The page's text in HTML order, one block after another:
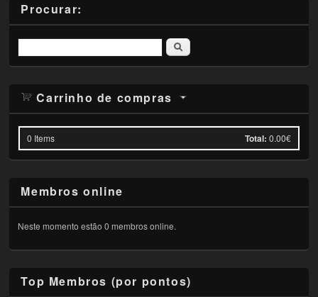
Procurar:
Pesquisar
Carrinho de compras
0 Items Total: 0.00€
Membros online
Neste momento estão 0 membros online.
Top Membros (por pontos)